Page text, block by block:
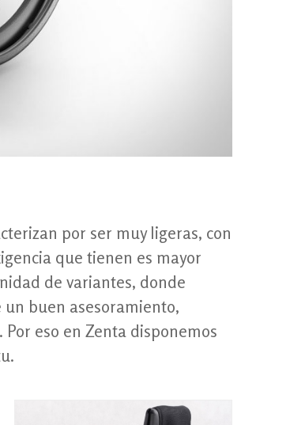
por ser muy ligeras, con
que tienen es mayor
de variantes, donde
buen asesoramiento,
eso en Zenta disponemos